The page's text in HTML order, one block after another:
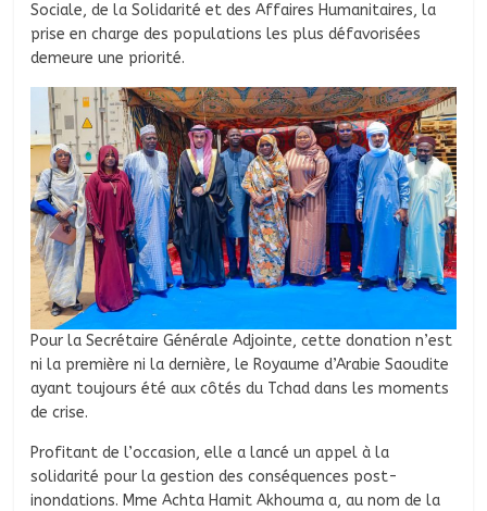
Sociale, de la Solidarité et des Affaires Humanitaires, la
prise en charge des populations les plus défavorisées
demeure une priorité.
Pour la Secrétaire Générale Adjointe, cette donation n’est
ni la première ni la dernière, le Royaume d’Arabie Saoudite
ayant toujours été aux côtés du Tchad dans les moments
de crise.
Profitant de l’occasion, elle a lancé un appel à la
solidarité pour la gestion des conséquences post-
inondations. Mme Achta Hamit Akhouma a, au nom de la